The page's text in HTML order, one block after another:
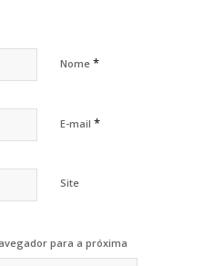
Nome *
E-mail *
Site
para a próxima